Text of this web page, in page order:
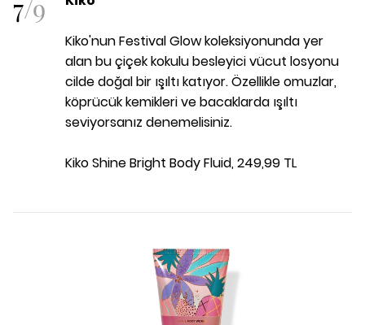
7/9
Kiko'nun Festival Glow koleksiyonunda yer
alan bu çiçek kokulu besleyici vücut losyonu
cilde doğal bir ışıltı katıyor. Özellikle omuzlar,
köprücük kemikleri ve bacaklarda ışıltı
seviyorsanız denemelisiniz.
Kiko Shine Bright Body Fluid, 249,99 TL